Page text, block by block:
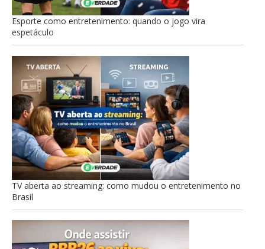
Esporte como entretenimento: quando o jogo vira
espetáculo
TV aberta ao streaming: como mudou o entretenimento no
Brasil